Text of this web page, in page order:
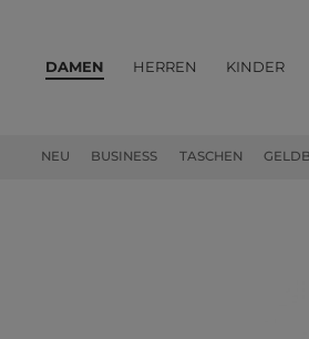
DAMEN
NEU BUSINESS TASCHEN
HERREN KINDER